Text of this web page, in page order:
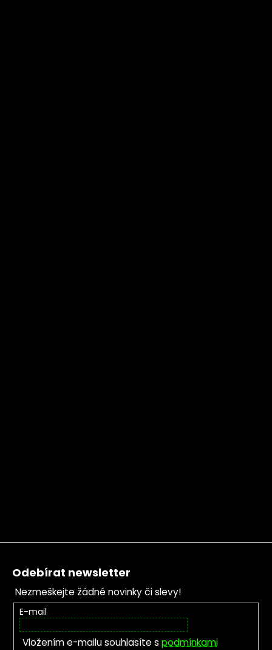
Zápatí
Odebírat newsletter
Nezmeškejte žádné novinky či slevy!
E-mail
Vložením e-mailu souhlasíte s podmínkami